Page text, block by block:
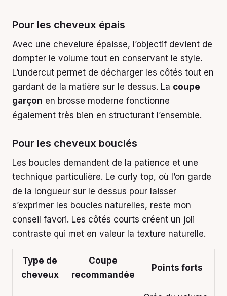
Pour les cheveux épais
Avec une chevelure épaisse, l’objectif devient de
dompter le volume tout en conservant le style.
L’undercut permet de décharger les côtés tout en
gardant de la matière sur le dessus. La coupe
garçon en brosse moderne fonctionne
également très bien en structurant l’ensemble.
Pour les cheveux bouclés
Les boucles demandent de la patience et une
technique particulière. Le curly top, où l’on garde
de la longueur sur le dessus pour laisser
s’exprimer les boucles naturelles, reste mon
conseil favori. Les côtés courts créent un joli
contraste qui met en valeur la texture naturelle.
Type de
cheveux
Coupe
recommandée
Points forts